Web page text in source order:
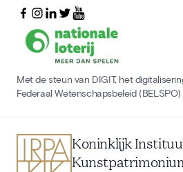
Met de steun van DIGIT, het
Federaal Wetenschapsbeleid (BELSPO)
Koninklijk